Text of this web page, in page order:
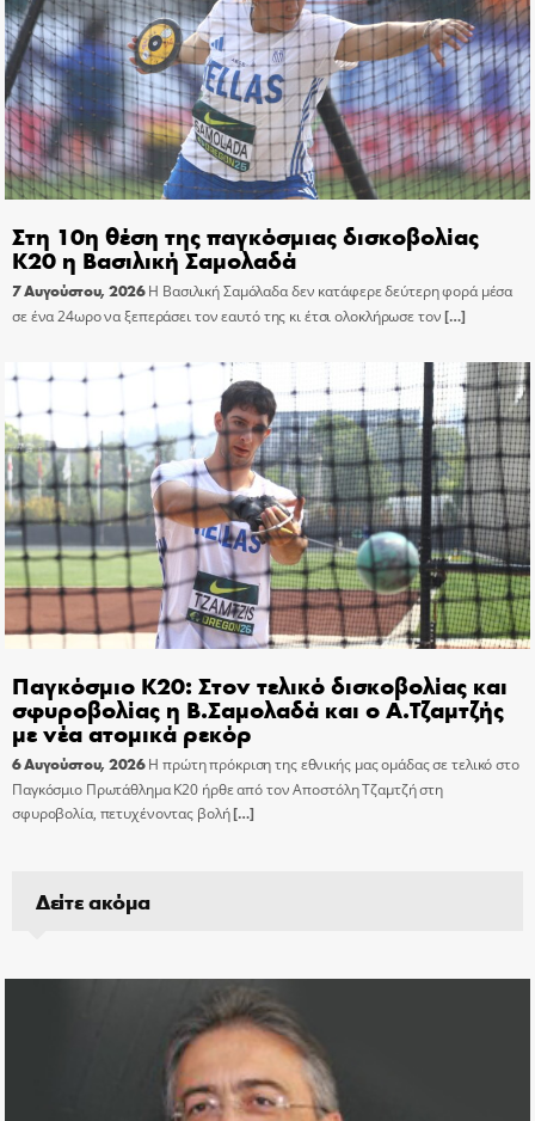
Στη 10η θέση της παγκόσμιας δισκοβολίας
Κ20 η Βασιλική Σαμολαδά
7 Αυγούστου, 2026 Η Βασιλική Σαμόλαδα δεν κατάφερε δεύτερη φορά μέσα
σε ένα 24ωρο να ξεπεράσει τον εαυτό της κι έτσι ολοκλήρωσε τον[…]
Παγκόσμιο Κ20: Στον τελικό δισκοβολίας και
σφυροβολίας η Β.Σαμολαδά και ο Α.Τζαμτζής
με νέα ατομικά ρεκόρ
6 Αυγούστου, 2026 Η πρώτη πρόκριση της εθνικής μας ομάδας σε τελικό στο
Παγκόσμιο Πρωτάθλημα Κ20 ήρθε από τον Αποστόλη Τζαμτζή στη
σφυροβολία, πετυχένοντας βολή[…]
Δείτε ακόμα